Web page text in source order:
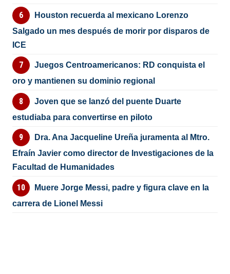
Houston recuerda al mexicano Lorenzo
Salgado un mes después de morir por disparos de
ICE
Juegos Centroamericanos: RD conquista el
oro y mantienen su dominio regional
Joven que se lanzó del puente Duarte
estudiaba para convertirse en piloto
Dra. Ana Jacqueline Ureña juramenta al Mtro.
Efraín Javier como director de Investigaciones de la
Facultad de Humanidades
Muere Jorge Messi, padre y figura clave en la
carrera de Lionel Messi